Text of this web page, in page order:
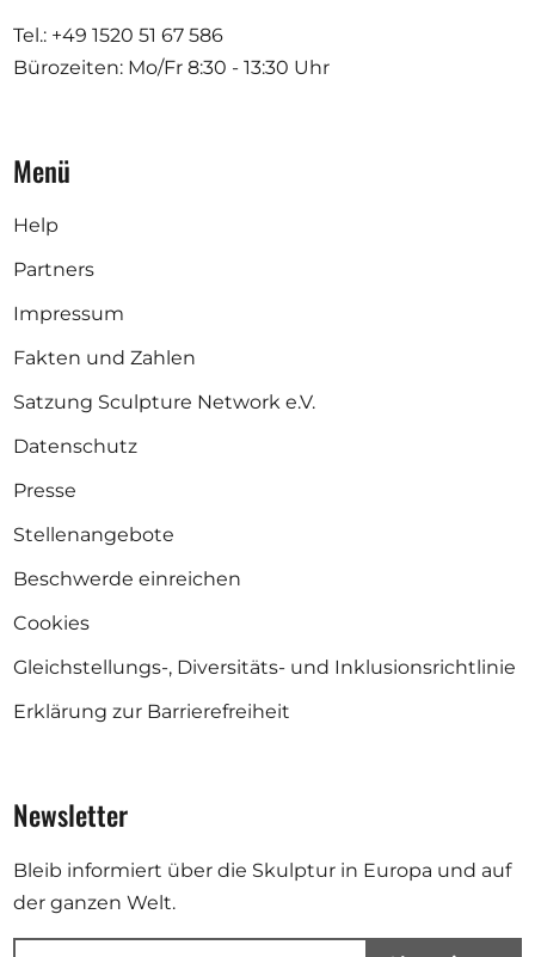
Tel.: +49 1520 51 67 586
Bürozeiten: Mo/Fr 8:30 - 13:30 Uhr
Menü
Help
Partners
Impressum
Fakten und Zahlen
Satzung Sculpture Network e.V.
Datenschutz
Presse
Stellenangebote
Beschwerde einreichen
Cookies
Gleichstellungs-, Diversitäts- und Inklusionsrichtlinie
Erklärung zur Barrierefreiheit
Newsletter
Bleib informiert über die Skulptur in Europa und auf
der ganzen Welt.